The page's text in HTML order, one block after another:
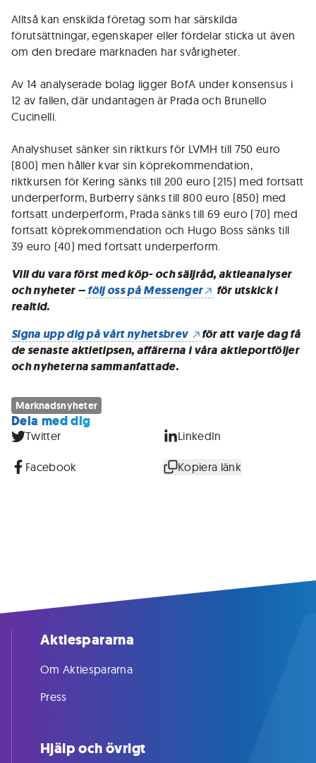
Alltså kan enskilda företag som har särskilda
förutsättningar, egenskaper eller fördelar sticka ut även
om den bredare marknaden har svårigheter.
Av 14 analyserade bolag ligger BofA under konsensus i
12 av fallen, där undantagen är Prada och Brunello
Cucinelli.
Analyshuset sänker sin riktkurs för LVMH till 750 euro
(800) men håller kvar sin köprekommendation,
riktkursen för Kering sänks till 200 euro (215) med fortsatt
underperform, Burberry sänks till 800 euro (850) med
fortsatt underperform, Prada sänks till 69 euro (70) med
fortsatt köprekommendation och Hugo Boss sänks till
39 euro (40) med fortsatt underperform.
Vill du vara först med köp- och säljråd, aktieanalyser
och nyheter –följ oss på Messenger
för utskick i
realtid.
Signa upp dig på vårt nyhetsbrev
för att varje dag få
de senaste aktietipsen, affärerna i våra aktieportföljer
och nyheterna sammanfattade.
Marknadsnyheter
Dela med dig
Twitter LinkedIn
Facebook Kopiera länk
Aktiespararna
Om Aktiespararna
Press
Hjälp och övrigt